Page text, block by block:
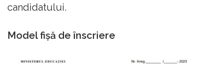
candidatului.
Model fișă de înscriere